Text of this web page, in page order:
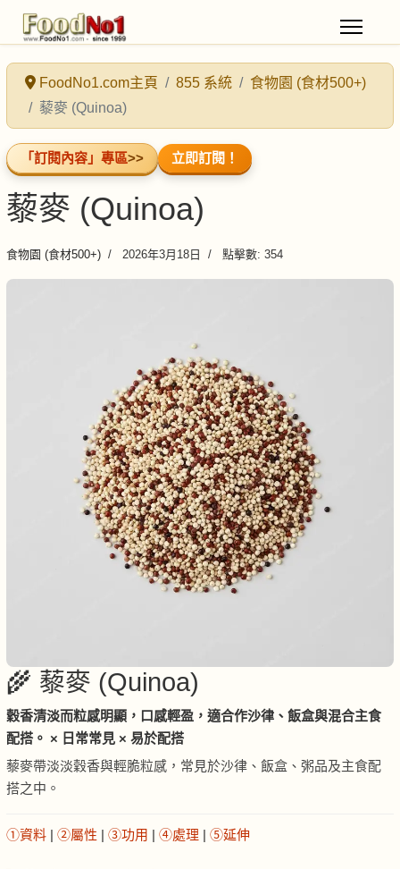
FoodNo1.com主頁 855 系統
食物園 (食材500+)
藜麥 (Quinoa)
「訂閱內容」專區>> 立即訂閱！
藜麥 (Quinoa)
食物園 (食材500+) 2026年3月18日 點擊數: 354
🌾 藜麥 (Quinoa)
穀香清淡而粒感明顯，口感輕盈，適合作沙律、飯盒與混合主食
配搭。 × 日常常見 × 易於配搭
藜麥帶淡淡穀香與輕脆粒感，常見於沙律、飯盒、粥品及主食配
搭之中。
①資料 | ②屬性 | ③功用 | ④處理 | ⑤延伸